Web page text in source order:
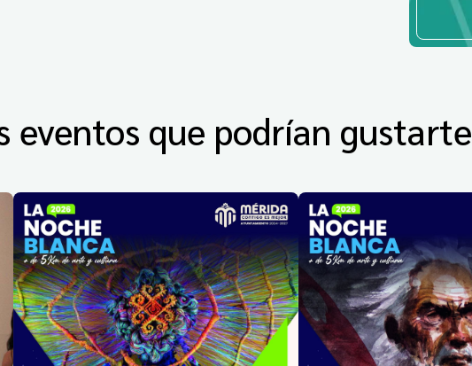
eventos que podrían gustarte